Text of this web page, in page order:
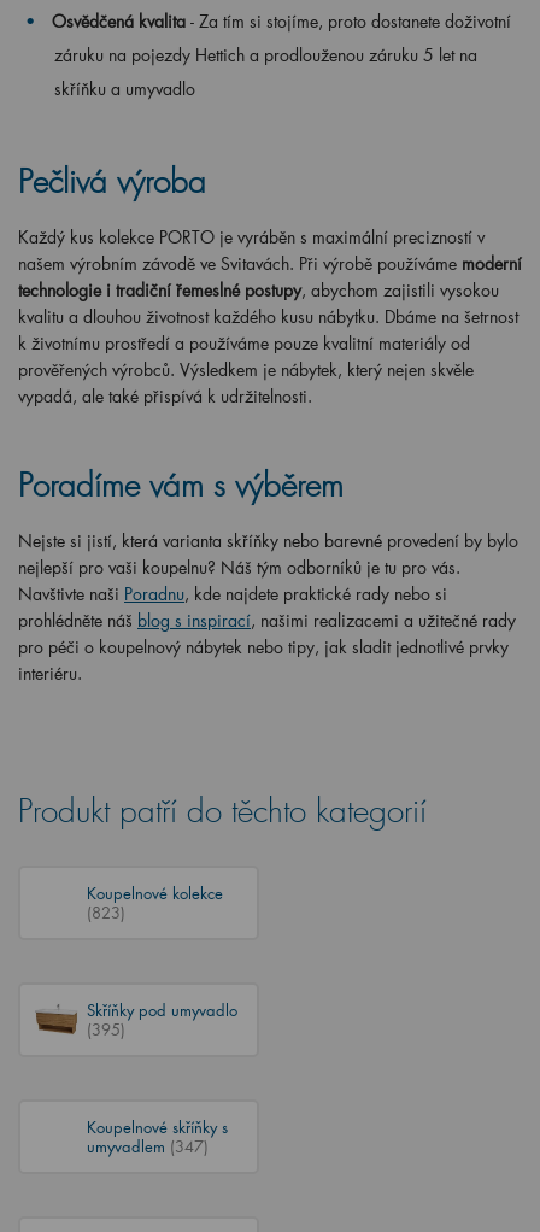
Osvědčená kvalita - Za tím si stojíme, proto dostanete doživotní
záruku na pojezdy Hettich a prodlouženou záruku 5 let na
skříňku a umyvadlo
Pečlivá výroba
Každý kus kolekce PORTO je vyráběn s maximální precizností v
našem výrobním závodě ve Svitavách. Při výrobě používáme moderní
technologie i tradiční řemeslné postupy, abychom zajistili vysokou
kvalitu a dlouhou životnost každého kusu nábytku. Dbáme na šetrnost
k životnímu prostředí a používáme pouze kvalitní materiály od
prověřených výrobců. Výsledkem je nábytek, který nejen skvěle
vypadá, ale také přispívá k udržitelnosti.
Poradíme vám s výběrem
Nejste si jistí, která varianta skříňky nebo barevné provedení by bylo
nejlepší pro vaši koupelnu? Náš tým odborníků je tu pro vás.
Navštivte naši Poradnu, kde najdete praktické rady nebo si
prohlédněte náš blog s inspirací, našimi realizacemi a užitečné rady
pro péči o koupelnový nábytek nebo tipy, jak sladit jednotlivé prvky
interiéru.
Produkt patří do těchto kategorií
Koupelnové kolekce
(823)
Skříňky pod umyvadlo
(395)
Koupelnové skříňky s
umyvadlem (347)